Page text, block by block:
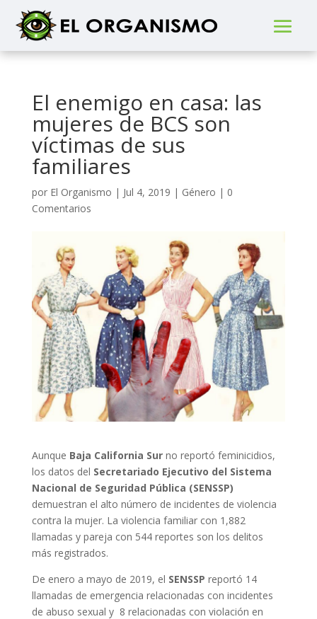
El enemigo en casa: las
mujeres de BCS son
víctimas de sus
familiares
por El Organismo | Jul 4, 2019 | Género | 0
Comentarios
Aunque Baja California Surno reportó feminicidios,
los datos del Secretariado Ejecutivo del Sistema
Nacional de Seguridad Pública (SENSSP)
demuestran el alto número de incidentes de violencia
contra la mujer. La violencia familiar con 1,882
llamadas y pareja con 544 reportes son los delitos
más registrados.
De enero a mayo de 2019, el SENSSP reportó 14
llamadas de emergencia relacionadas con incidentes
de abuso sexual y 8 relacionadas con violación en